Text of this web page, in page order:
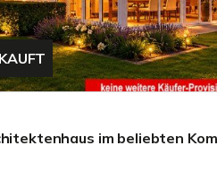
im beliebten